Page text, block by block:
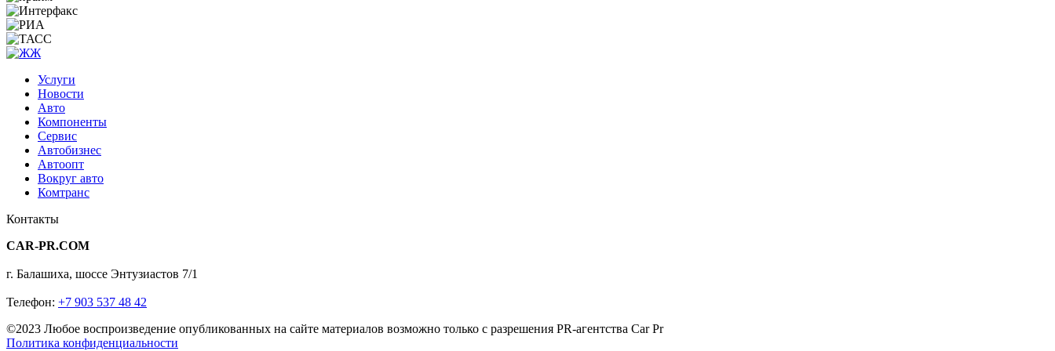
Услуги
Новости
Авто
Компоненты
Сервис
Автобизнес
Автоопт
Вокруг авто
Комтранс
Контакты
CAR-PR.COM
г. Балашиха, шоссе Энтузиастов 7/1
Телефон: +7 903 537 48 42
©2023 Любое воспроизведение опубликованных на сайте материалов возможно только с разрешения PR-агентства Car Pr
Политика конфиденциальности